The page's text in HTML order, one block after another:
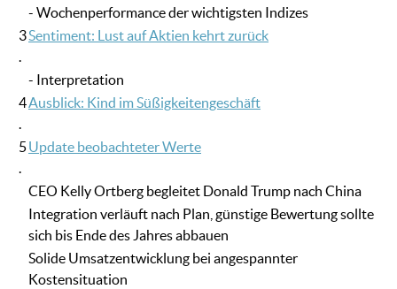
- Wochenperformance der wichtigsten Indizes
3
.
Sentiment: Lust auf Aktien kehrt zurück
- Interpretation
4
.
Ausblick: Kind im Süßigkeitengeschäft
5
.
Update beobachteter Werte
CEO Kelly Ortberg begleitet Donald Trump nach China
Integration verläuft nach Plan, günstige Bewertung sollte
sich bis Ende des Jahres abbauen
Solide Umsatzentwicklung bei angespannter
Kostensituation